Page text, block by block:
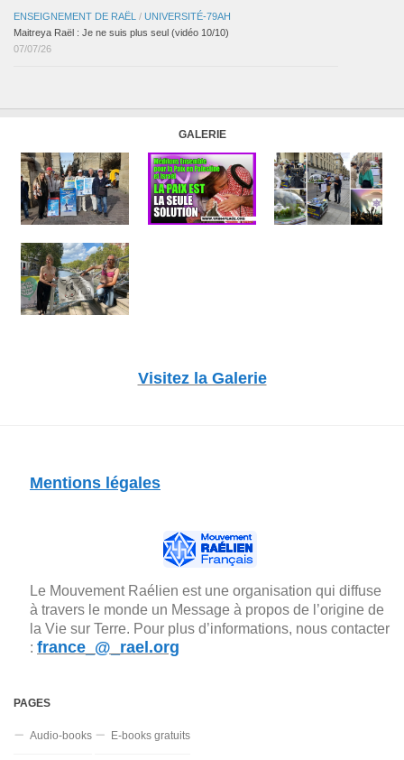
ENSEIGNEMENT DE RAËL / UNIVERSITÉ-79AH
Maitreya Raël : Je ne suis plus seul (vidéo 10/10)
07/07/26
GALERIE
Visitez la Galerie
Mentions légales
Le Mouvement Raélien est une organisation qui diffuse
à travers le monde un Message à propos de l’origine de
la Vie sur Terre. Pour plus d’informations, nous contacter
: france_@_rael.org
PAGES
Audio-books E-books gratuits